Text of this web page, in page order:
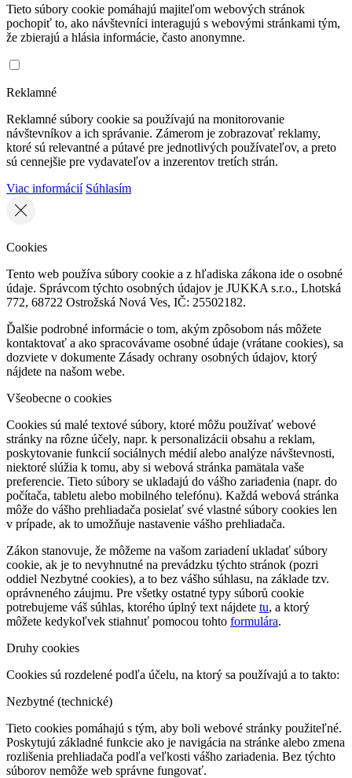
Tieto súbory cookie pomáhajú majiteľom webových stránok
pochopiť to, ako návštevníci interagujú s webovými stránkami tým,
že zbierajú a hlásia informácie, často anonymne.
Reklamné
Reklamné súbory cookie sa používajú na monitorovanie
návštevníkov a ich správanie. Zámerom je zobrazovať reklamy,
ktoré sú relevantné a pútavé pre jednotlivých používateľov, a preto
sú cennejšie pre vydavateľov a inzerentov tretích strán.
Viac informácií Súhlasím
Cookies
Tento web používa súbory cookie a z hľadiska zákona ide o osobné
údaje. Správcom týchto osobných údajov je JUKKA s.r.o., Lhotská
772, 68722 Ostrožská Nová Ves, IČ: 25502182.
Ďalšie podrobné informácie o tom, akým zpôsobom nás môžete
kontaktovať a ako spracovávame osobné údaje (vrátane cookies), sa
dozviete v dokumente Zásady ochrany osobných údajov, ktorý
nájdete na našom webe.
Všeobecne o cookies
Cookies sú malé textové súbory, ktoré môžu používať webové
stránky na rôzne účely, napr. k personalizácii obsahu a reklam,
poskytovanie funkcií sociálnych médií alebo analýze návštevnosti,
niektoré slúžia k tomu, aby si webová stránka pamätala vaše
preferencie. Tieto súbory se ukladajú do vášho zariadenia (napr. do
počítača, tabletu alebo mobilného telefónu). Každá webová stránka
môže do vášho prehliadača posielať své vlastné súbory cookies len
v prípade, ak to umožňuje nastavenie vášho prehliadača.
Zákon stanovuje, že môžeme na vašom zariadení ukladať súbory
cookie, ak je to nevyhnutné na prevádzku týchto stránok (pozri
oddiel Nezbytné cookies), a to bez vášho súhlasu, na základe tzv.
oprávneného záujmu. Pre všetky ostatné typy súborů cookie
potrebujeme váš súhlas, ktorého úplný text nájdete tu, a ktorý
môžete kedykoľvek stiahnuť pomocou tohto formulára.
Druhy cookies
Cookies sú rozdelené podľa účelu, na ktorý sa používajú a to takto:
Nezbytné (technické)
Tieto cookies pomáhajú s tým, aby boli webové stránky použiteľné.
Poskytujú základné funkcie ako je navigácia na stránke alebo zmena
rozlišenia prehliadača podľa veľkosti vášho zariadenia. Bez týchto
súborov nemôže web správne fungovať.